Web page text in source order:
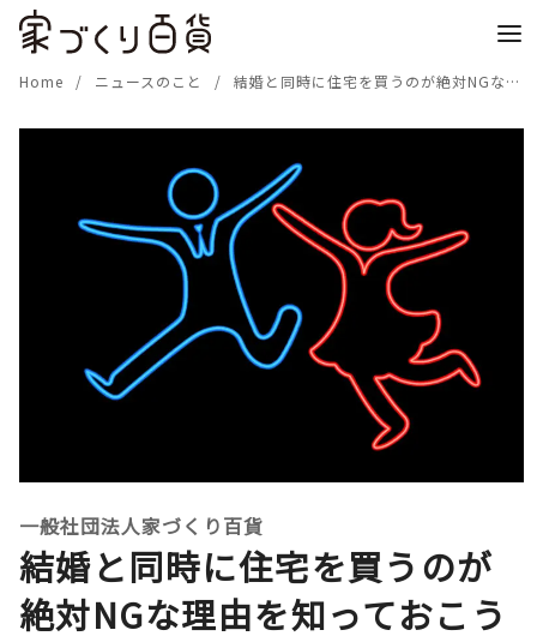
Home ニュースのこと 結婚と同時に住宅を買うのが絶対NGな理由を知っておこう
一般社団法人家づくり百貨
結婚と同時に住宅を買うのが
絶対NGな理由を知っておこう